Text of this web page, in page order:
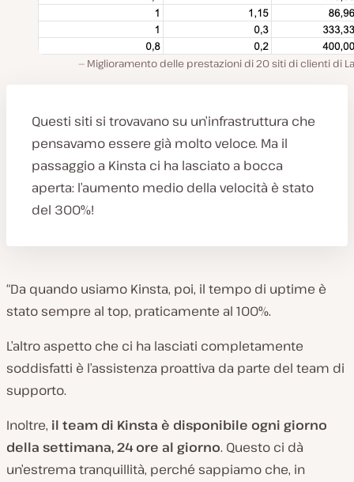
Miglioramento delle prestazioni di 20 siti di clienti di
Questi siti si trovavano su un’infrastruttura che
pensavamo essere già molto veloce. Ma il
passaggio a Kinsta ci ha lasciato a bocca
aperta: l’aumento medio della velocità è stato
del 300%!
“Da quando usiamo Kinsta, poi, il tempo di uptime è
stato sempre al top, praticamente al 100%.
L’altro aspetto che ci ha lasciati completamente
soddisfatti è l’assistenza proattiva da parte del team di
supporto.
Inoltre, il team di Kinsta è disponibile ogni giorno
della settimana, 24 ore al giorno. Questo ci dà
un’estrema tranquillità, perché sappiamo che, in